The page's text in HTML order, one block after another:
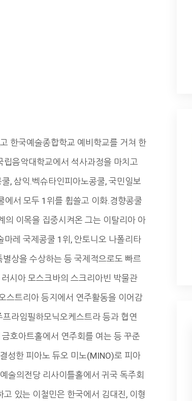
한국예술종합학교 예비학교를 거쳐 한
음악대학교에서 석사과정을 마치고
, 삼익.벡슈타인피아노콩쿨, 국민일보
에서 모두 1위를 휩쓸고 이화.경향콩쿨
의 이목을 집중시켜온 그는 이탈리아 아
레 국제콩쿨 1위, 안토니오 나폴리타
상을 수상하는 등 국제적으로도 빠르
시아 모스크바의 스크리아빈 박물관
스트리아 등지에서 연주활동을 이어감
라임필하모닉오케스트라 등과 협연
호아트홀에서 연주회를 여는 등 꾸준
성한 피아노 듀오 미노(MINO)로 피아
술의전당 리사이틀홀에서 귀국 독주회
있는 이철민은 한국에서 김대진, 이형